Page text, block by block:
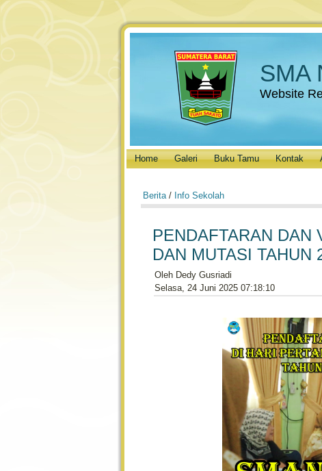
SMA
Website
Home Galeri Buku Tamu Kontak
Berita/ Info Sekolah
PENDAFTARAN DAN
DAN MUTASI TAHUN
Oleh Dedy Gusriadi
Selasa, 24 Juni 2025 07:18:10